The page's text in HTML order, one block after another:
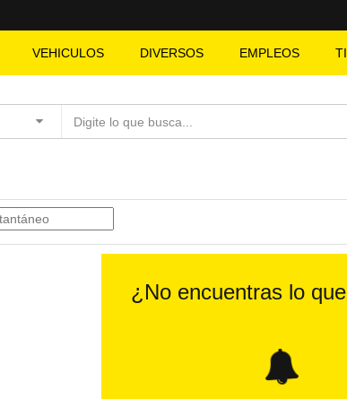
VEHICULOS DIVERSOS EMPLEOS
¿No encuentras lo